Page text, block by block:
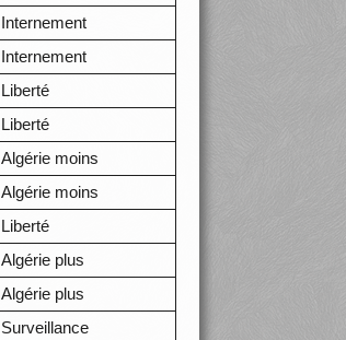
Internement
Internement
Liberté
Liberté
Algérie moins
Algérie moins
Liberté
Algérie plus
Algérie plus
Surveillance